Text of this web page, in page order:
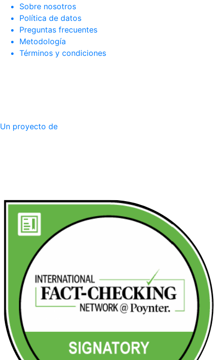
Sobre nosotros
Política de datos
Preguntas frecuentes
Metodología
Términos y condiciones
Un proyecto de